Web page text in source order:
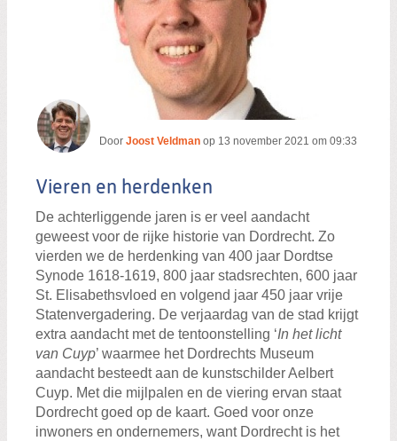
Door Joost Veldman op 13 november 2021 om 09:33
Vieren en herdenken
De achterliggende jaren is er veel aandacht
geweest voor de rijke historie van Dordrecht. Zo
vierden we de herdenking van 400 jaar Dordtse
Synode 1618-1619, 800 jaar stadsrechten, 600 jaar
St. Elisabethsvloed en volgend jaar 450 jaar vrije
Statenvergadering. De verjaardag van de stad krijgt
extra aandacht met de tentoonstelling ‘In het licht
van Cuyp’ waarmee het Dordrechts Museum
aandacht besteedt aan de kunstschilder Aelbert
Cuyp. Met die mijlpalen en de viering ervan staat
Dordrecht goed op de kaart. Goed voor onze
inwoners en ondernemers, want Dordrecht is het